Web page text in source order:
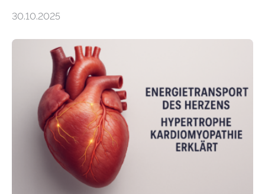
behandelt werden kann. In ihrer aktuellen Studie,
Oncology, zeigen die Forschenden, dass Mini-Tumore
aus Gewebe von Patientinnen und Patienten –
sogenannte Organoide – genutzt werden können, um
vorab zu prüfen, welche Medikamente am besten
wirken. Dabei wurde ein Eiweiß identifiziert, das künftig
als Biomarker für die Wahl der passenden Therapie
dienen könnte. Darmkrebs zählt weltweit zu den
häufigsten Krebsarten und stellt…
30.10.2025